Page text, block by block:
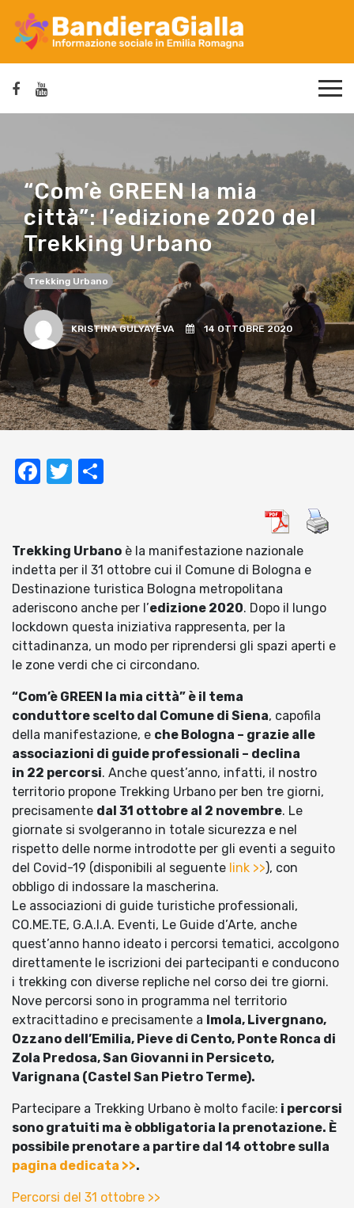
“Com’è GREEN la mia
città”: l’edizione 2020 del
Trekking Urbano
Trekking Urbano
KRISTINA GULYAYEVA 14 OTTOBRE 2020
Facebook
Twitter
Trekking Urbano è la manifestazione nazionale
indetta per il 31 ottobre cui il Comune di Bologna e
Destinazione turistica Bologna metropolitana
aderiscono anche per l’edizione 2020. Dopo il lungo
lockdown questa iniziativa rappresenta, per la
cittadinanza, un modo per riprendersi gli spazi aperti e
le zone verdi che ci circondano.
“Com’è GREEN la mia città” è il tema
conduttore scelto dal Comune di Siena, capofila
della manifestazione, e che Bologna – grazie alle
associazioni di guide professionali – declina
in 22 percorsi. Anche quest’anno, infatti, il nostro
territorio propone Trekking Urbano per ben tre giorni,
precisamente dal 31 ottobre al 2 novembre. Le
giornate si svolgeranno in totale sicurezza e nel
rispetto delle norme introdotte per gli eventi a seguito
del Covid-19 (disponibili al seguente link >>), con
obbligo di indossare la mascherina.
Le associazioni di guide turistiche professionali,
CO.ME.TE, G.A.I.A. Eventi, Le Guide d’Arte, anche
quest’anno hanno ideato i percorsi tematici, accolgono
direttamente le iscrizioni dei partecipanti e conducono
i trekking con diverse repliche nel corso dei tre giorni.
Nove percorsi sono in programma nel territorio
extracittadino e precisamente a Imola, Livergnano,
Ozzano dell’Emilia, Pieve di Cento, Ponte Ronca di
Zola Predosa, San Giovanni in Persiceto,
Varignana (Castel San Pietro Terme).
Partecipare a Trekking Urbano è molto facile: i percorsi
sono gratuiti ma è obbligatoria la prenotazione. È
possibile prenotare a partire dal 14 ottobre sulla
pagina dedicata >>.
Percorsi del 31 ottobre >>